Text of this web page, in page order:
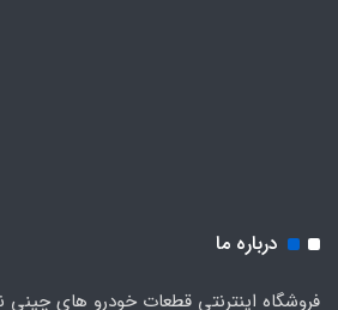
درباره ما
فروشگاه اینترنتی قطعات خودرو های چینی